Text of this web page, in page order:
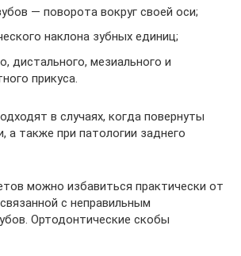
— поворота вокруг своей оси;
наклона зубных единиц;
дистального, мезиального и
прикуса.
в случаях, когда повернуты
а также при патологии заднего
можно избавиться практически от
с неправильным
Ортодонтические скобы